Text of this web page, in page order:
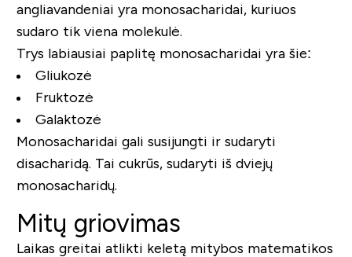
angliavandeniai yra monosacharidai, kuriuos
sudaro tik viena molekulė.
Trys labiausiai paplitę monosacharidai yra šie:
Gliukozė
Fruktozė
Galaktozė
Monosacharidai gali susijungti ir sudaryti
disacharidą. Tai cukrūs, sudaryti iš dviejų
monosacharidų.
Mitų griovimas
Laikas greitai atlikti keletą mitybos matematikos